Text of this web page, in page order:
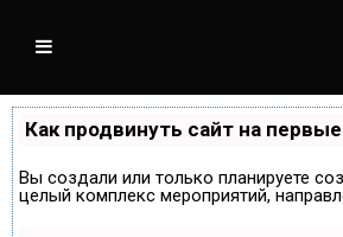
Как продвинуть сайт на
Вы создали или только планируете
целый комплекс мероприятий,